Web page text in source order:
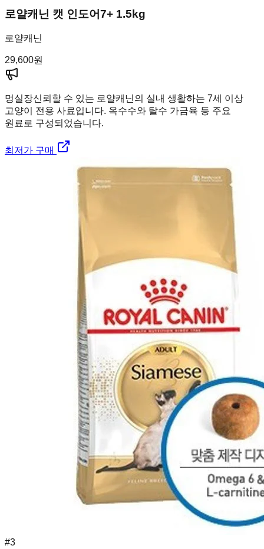
로얄캐닌 캣 인도어7+ 1.5kg
로얄캐닌
29,600원
멍실장신뢰할 수 있는 로얄캐닌의 실내 생활하는 7세 이상
고양이 전용 사료입니다. 옥수수와 탈수 가금육 등 주요
원료로 구성되었습니다.
최저가 구매
#3